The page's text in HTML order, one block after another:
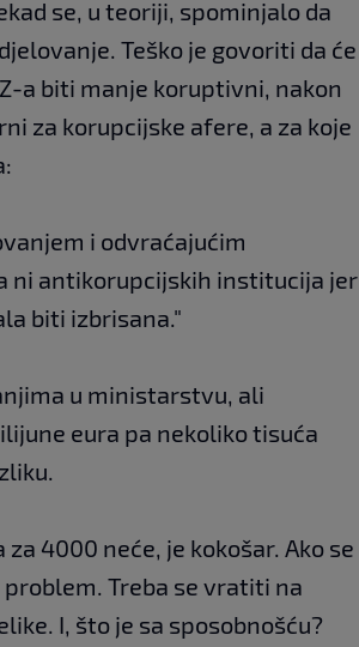
se, u teoriji, spominjalo da
Teško je govoriti da će
a biti manje koruptivni, nakon
za korupcijske afere, a za koje
i odvraćajućim
ni antikorupcijskih institucija jer
biti izbrisana."
u ministarstvu, ali
eura pa nekoliko tisuća
4000 neće, je kokošar. Ako se
Treba se vratiti na
I, što je sa sposobnošću?